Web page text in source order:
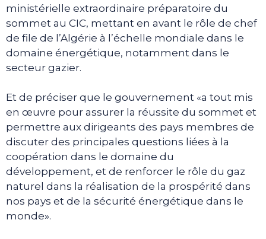
ministérielle extraordinaire préparatoire du
sommet au CIC, mettant en avant le rôle de chef
de file de l’Algérie à l’échelle mondiale dans le
domaine énergétique, notamment dans le
secteur gazier.
Et de préciser que le gouvernement «a tout mis
en œuvre pour assurer la réussite du sommet et
permettre aux dirigeants des pays membres de
discuter des principales questions liées à la
coopération dans le domaine du
développement, et de renforcer le rôle du gaz
naturel dans la réalisation de la prospérité dans
nos pays et de la sécurité énergétique dans le
monde».